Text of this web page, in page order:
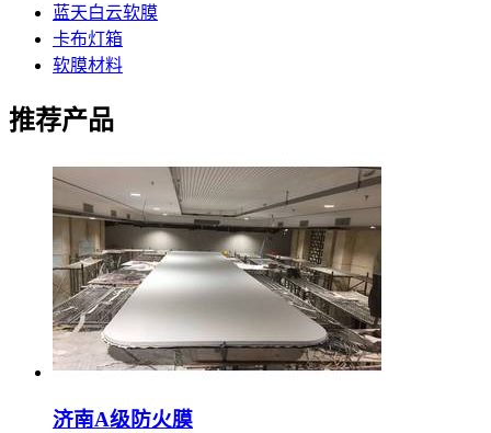
蓝天白云软膜
卡布灯箱
软膜材料
推荐产品
济南A级防火膜